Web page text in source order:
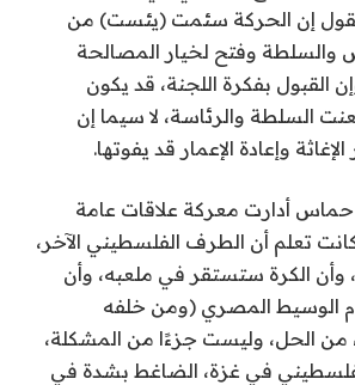
يقول إن الحركة سئمت (يئست) من
والسلطة وفتح لخيار المصالحة
القبول بفكرة اللجنة، قد يكون
السلطة والرئاسة، لا سيما إن
وإعادة الإعمار قد يفوتها.
أدارت معركة علاقات عامة
تعلم أن الطرف الفلسطيني الآخر،
وأن الكرة ستستقر في ملعبه، وأن
الوسيط المصري (ومن خلفه
من الحل، وليست جزءًا من المشكلة،
الفلسطيني في غزة، الضاغط بشدة في